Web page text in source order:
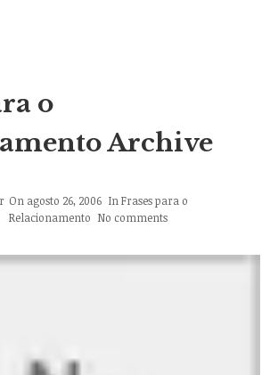
o
Archive
On agosto 26, 2006 InFrases para o
Relacionamento No comments